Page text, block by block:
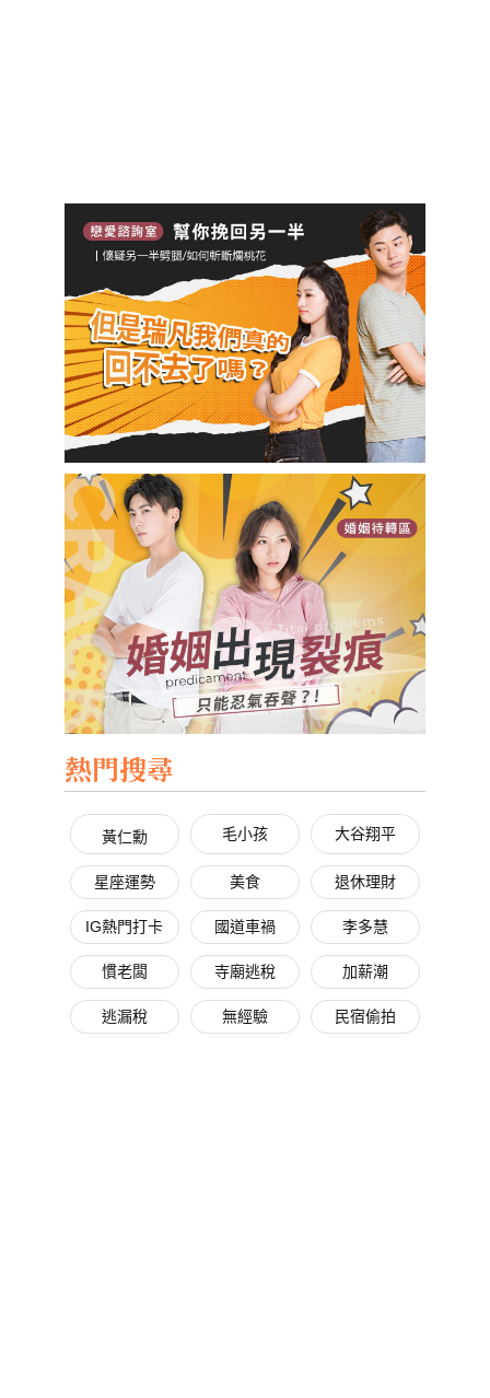
熱門搜尋
黃仁勳 毛小孩 大谷翔平
星座運勢 美食 退休理財
IG熱門打卡 國道車禍 李多慧
慣老闆 寺廟逃稅 加薪潮
逃漏稅 無經驗 民宿偷拍